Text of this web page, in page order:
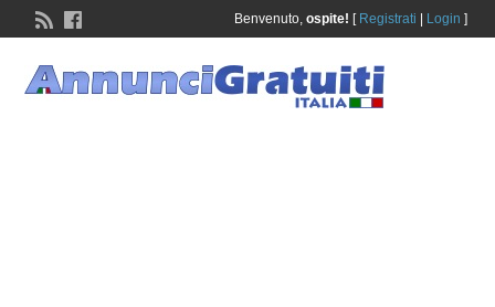
Benvenuto, ospite! [ Registrati Login ]